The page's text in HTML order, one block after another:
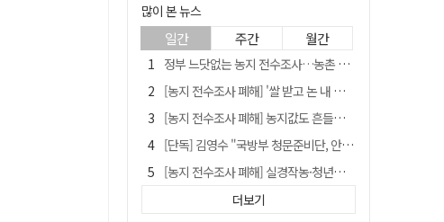
많이 본 뉴스
일간 주간 월간
정부 느닷없는 농지 전수조사…농촌 들쑤시는 '경자유전'의 칼날
[농지 전수조사 폐해] '쌀 받고 논 내 준' 도지농 이제 어쩌나?
[농지 전수조사 폐해] 농지값도 흔들리나…"도지 막히면 헐값 매물 나올 수도"
[단독] 김영수 "국방부 청문준비단, 안규백 탈영 알고있었다"
[농지 전수조사 폐해] 실경작농·청년농 부담도 커진다
[기고] 대구 미래는 금호강·팔공산에 있다
더보기